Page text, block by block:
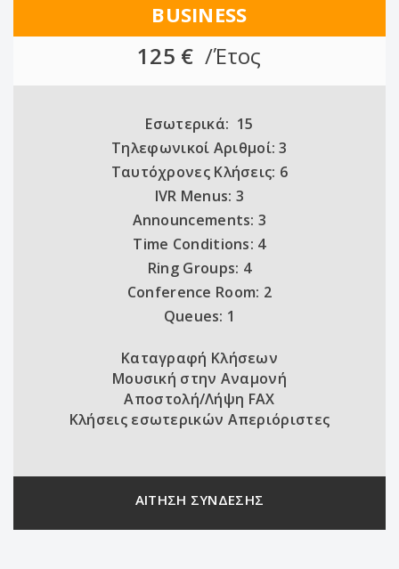
BUSINESS
125 €/Έτος
Εσωτερικά: 15
Τηλεφωνικοί Αριθμοί: 3
Ταυτόχρονες Κλήσεις: 6
IVR Menus: 3
Announcements: 3
Time Conditions: 4
Ring Groups: 4
Conference Room: 2
Queues: 1
Καταγραφή Κλήσεων
Μουσική στην Αναμονή
Αποστολή/Λήψη FAX
Κλήσεις εσωτερικών Απεριόριστες
ΑΙΤΗΣΗ ΣΥΝΔΕΣΗΣ